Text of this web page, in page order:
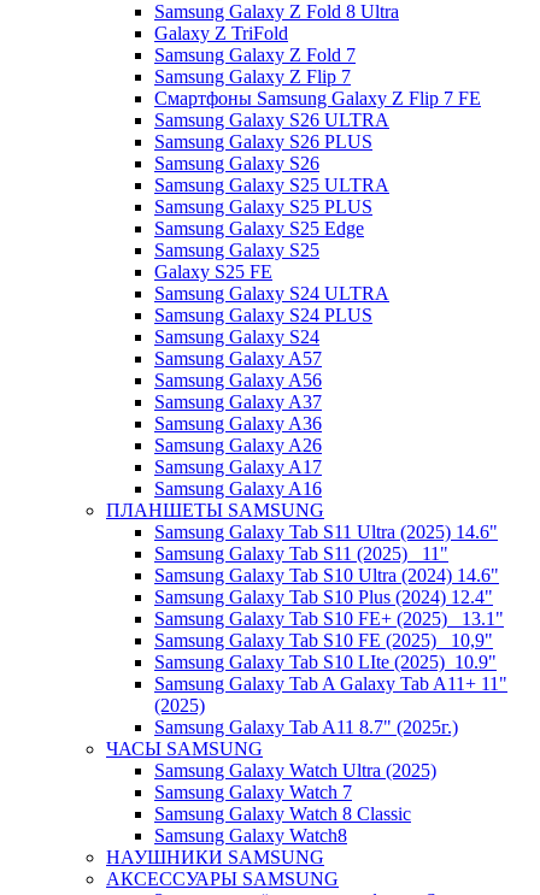
Samsung Galaxy Z Fold 8 Ultra
Galaxy Z TriFold
Samsung Galaxy Z Fold 7
Samsung Galaxy Z Flip 7
Смартфоны Samsung Galaxy Z Flip 7 FE
Samsung Galaxy S26 ULTRA
Samsung Galaxy S26 PLUS
Samsung Galaxy S26
Samsung Galaxy S25 ULTRA
Samsung Galaxy S25 PLUS
Samsung Galaxy S25 Edge
Samsung Galaxy S25
Galaxy S25 FE
Samsung Galaxy S24 ULTRA
Samsung Galaxy S24 PLUS
Samsung Galaxy S24
Samsung Galaxy A57
Samsung Galaxy A56
Samsung Galaxy A37
Samsung Galaxy A36
Samsung Galaxy A26
Samsung Galaxy A17
Samsung Galaxy A16
ПЛАНШЕТЫ SAMSUNG
Samsung Galaxy Tab S11 Ultra (2025) 14.6"
Samsung Galaxy Tab S11 (2025) _11"
Samsung Galaxy Tab S10 Ultra (2024) 14.6"
Samsung Galaxy Tab S10 Plus (2024) 12.4"
Samsung Galaxy Tab S10 FE+ (2025)_ 13.1"
Samsung Galaxy Tab S10 FE (2025)_ 10,9"
Samsung Galaxy Tab S10 LIte (2025)_10.9"
Samsung Galaxy Tab A Galaxy Tab A11+ 11"
(2025)
Samsung Galaxy Tab A11 8.7" (2025г.)
ЧАСЫ SAMSUNG
Samsung Galaxy Watch Ultra (2025)
Samsung Galaxy Watch 7
Samsung Galaxy Watch 8 Classic
Samsung Galaxy Watch8
НАУШНИКИ SAMSUNG
АКСЕССУАРЫ SAMSUNG